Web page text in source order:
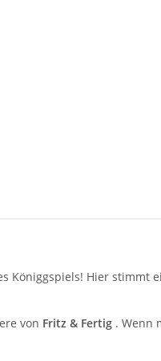
Königgspiels! Hier stimmt
von Fritz & Fertig . Wenn